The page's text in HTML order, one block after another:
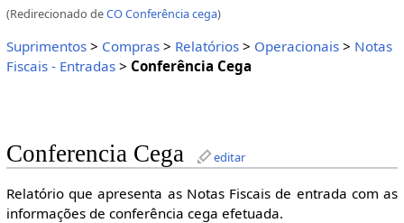
(Redirecionado deCO Conferência cega)
Suprimentos> Compras> Relatórios> Operacionais> Notas
Fiscais - Entradas> Conferência Cega
Conferencia Cega editar
Relatório que apresenta as Notas Fiscais de entrada com as
informações de conferência cega efetuada.